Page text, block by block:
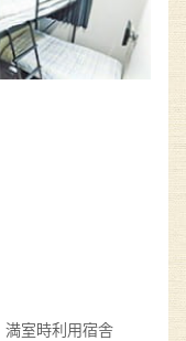
満室時利用宿舎